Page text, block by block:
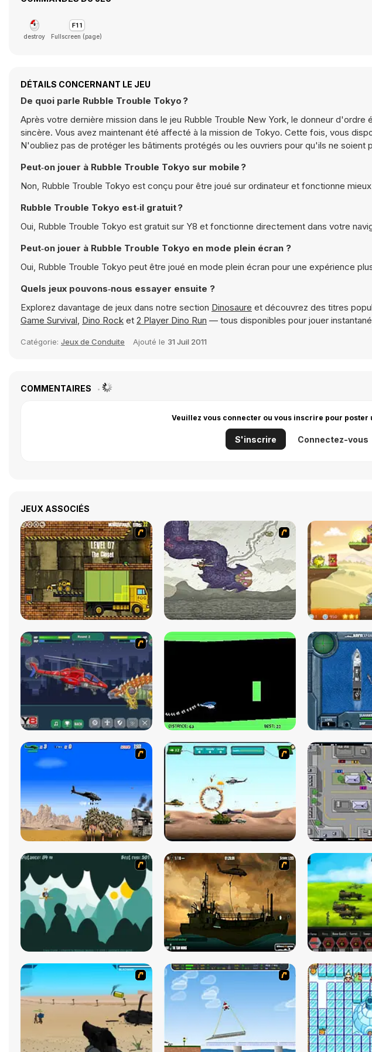
destroy Fullscreen (page)
DÉTAILS CONCERNANT LE JEU
De quoi parle Rubble Trouble Tokyo ?
Après votre dernière mission dans le jeu Rubble Trouble New York, le donneur
sincère. Vous avez maintenant été affecté à la mission de Tokyo. Cette fois, vous
N'oubliez pas de protéger les bâtiments protégés ou les ouvriers pour qu'ils ne soient
Peut‑on jouer à Rubble Trouble Tokyo sur mobile ?
Non, Rubble Trouble Tokyo est conçu pour être joué sur ordinateur et fonctionne
Rubble Trouble Tokyo est‑il gratuit ?
Oui, Rubble Trouble Tokyo est gratuit sur Y8 et fonctionne directement dans votre
Peut‑on jouer à Rubble Trouble Tokyo en mode plein écran ?
Oui, Rubble Trouble Tokyo peut être joué en mode plein écran pour une expérience
Quels jeux pouvons‑nous essayer ensuite ?
Explorez davantage de jeux dans notre section Dinosaure et découvrez des titres
Game Survival, Dino Rock et 2 Player Dino Run — tous disponibles pour jouer
Catégorie: Jeux de Conduite Ajouté le 31 Juil 2011
COMMENTAIRES
Veuillez vous connecter ou vous inscrire pour poster
S'inscrire Connectez-vous
JEUX ASSOCIÉS